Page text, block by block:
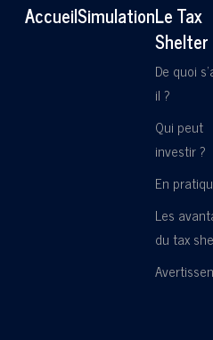
AccueilSimulationLe Tax
Shelter
De quoi
il ?
Qui peut
investir ?
En
Les
du tax